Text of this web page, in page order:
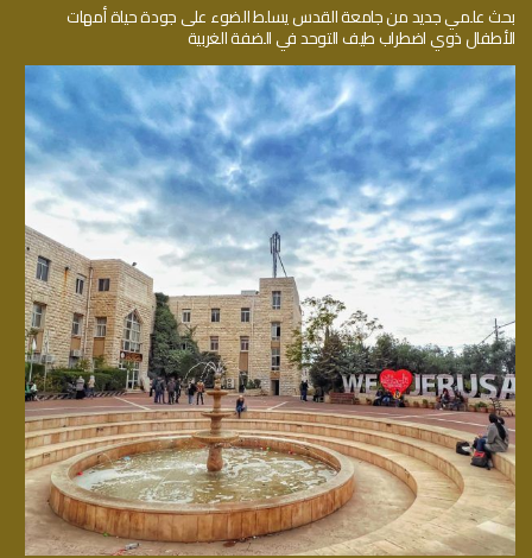
بحث علمي جديد من جامعة القدس يسلط الضوء على جودة حياة أمهات
الأطفال ذوي اضطراب طيف التوحد في الضفة الغربية